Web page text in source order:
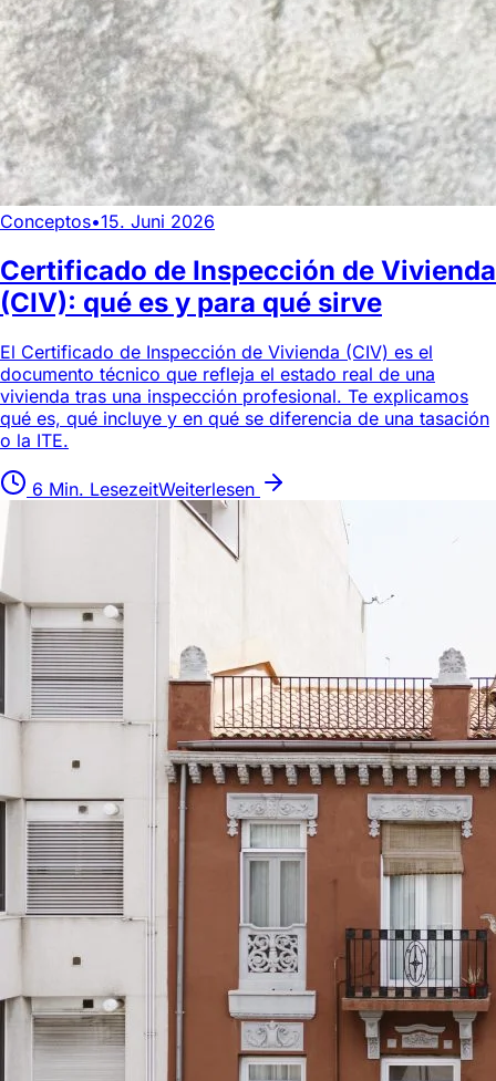
Conceptos•15. Juni 2026
Certificado de Inspección de Vivienda
(CIV): qué es y para qué sirve
El Certificado de Inspección de Vivienda (CIV) es el
documento técnico que refleja el estado real de una
vivienda tras una inspección profesional. Te explicamos
qué es, qué incluye y en qué se diferencia de una tasación
o la ITE.
6 Min. LesezeitWeiterlesen